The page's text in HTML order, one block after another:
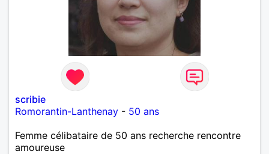
scribie
Romorantin-Lanthenay - 50 ans
Femme célibataire de 50 ans recherche rencontre
amoureuse